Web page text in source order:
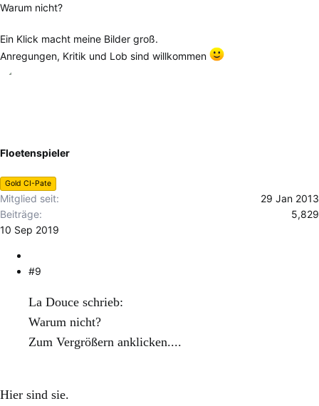
Warum nicht?
Ein Klick macht meine Bilder groß.
Anregungen, Kritik und Lob sind willkommen
Floetenspieler
Gold CI-Pate
Mitglied seit
29 Jan 2013
Beiträge
5,829
10 Sep 2019
#9
La Douce schrieb:
Warum nicht?
Zum Vergrößern anklicken....
Hier sind sie.